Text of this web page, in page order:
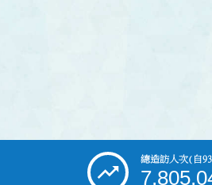
總造訪人次(自